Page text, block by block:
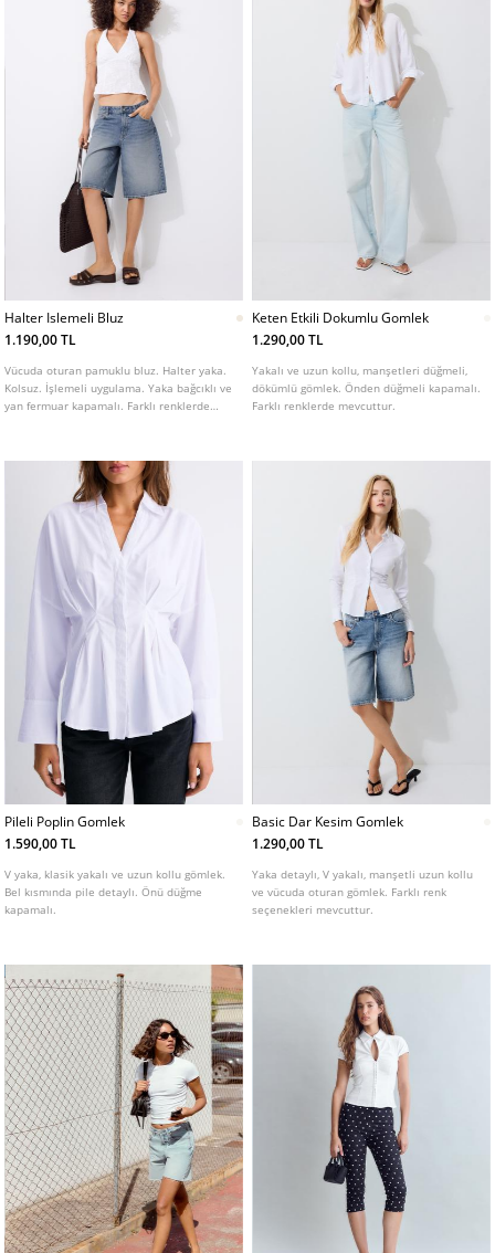
Halter Islemeli Bluz
1.190,00 TL
Vücuda oturan pamuklu bluz. Halter yaka.
Kolsuz. İşlemeli uygulama. Yaka bağcıklı ve
yan fermuar kapamalı. Farklı renklerde
Keten Etkili Dokumlu Gomlek
1.290,00 TL
Yakalı ve uzun kollu, manşetleri düğmeli,
dökümlü gömlek. Önden düğmeli kapamalı.
Farklı renklerde mevcuttur.
Pileli Poplin Gomlek
1.590,00 TL
V yaka, klasik yakalı ve uzun kollu gömlek.
Bel kısmında pile detaylı. Önü düğme
kapamalı.
Basic Dar Kesim Gomlek
1.290,00 TL
Yaka detaylı, V yakalı, manşetli uzun kollu
ve vücuda oturan gömlek. Farklı renk
seçenekleri mevcuttur.